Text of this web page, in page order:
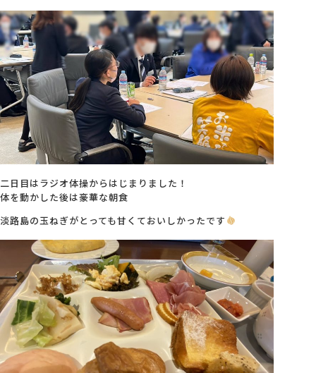
二日目はラジオ体操からはじまりました！
体を動かした後は豪華な朝食
淡路島の玉ねぎがとっても甘くておいしかったです